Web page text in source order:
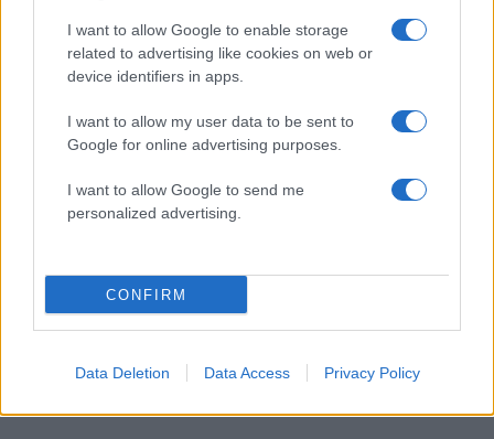
I want to allow Google to enable storage
related to advertising like cookies on web or
device identifiers in apps.
I want to allow my user data to be sent to
Google for online advertising purposes.
I want to allow Google to send me
personalized advertising.
CONFIRM
Data Deletion Data Access Privacy Policy
Aναστέλλονται τα τακτικά ραντεβού του
αγγειοχειρουργού του νοσοκομείου
Χανίων επειδή κλάπηκε το μηχανάκι του
γιατρού
Σούπερ μάρκετ: Νέες μειώσεις τιμών –
916 προϊόντα στην εθνική πρωτοβουλία,
ΕΛΑΣ: Ο Αλέξης Δέδες ο πρώτος
υποψήφιος βουλευτής του κόμματος –
Στην Κρήτη ο Κυριάκος Μητσοτάκης,
συνεχίζει τις ολιγοήμερες διακοπές του –
Πού βρέθηκε το Σάββατο